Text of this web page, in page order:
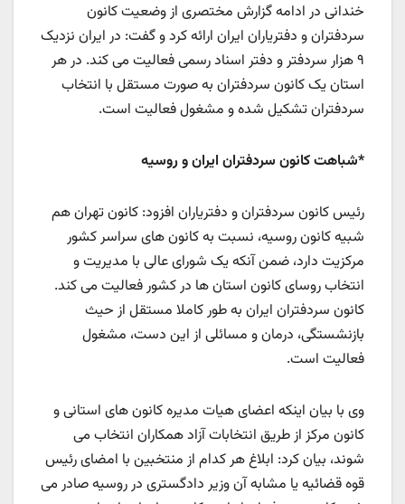
خندانی در ادامه گزارش مختصری از وضعیت کانون
سردفتران و دفتریاران ایران ارائه کرد و گفت: در ایران نزدیک
۹ هزار سردفتر و دفتر اسناد رسمی فعالیت می کند. در هر
استان یک کانون سردفتران به صورت مستقل با انتخاب
سردفتران تشکیل شده و مشغول فعالیت است.
*شباهت کانون سردفتران ایران و روسیه
رئیس کانون سردفتران و دفتریاران افزود: کانون تهران هم
شبیه کانون روسیه، نسبت به کانون های سراسر کشور
مرکزیت دارد، ضمن آنکه یک شورای عالی با مدیریت و
انتخاب روسای کانون استان ها در کشور فعالیت می کند.
کانون سردفتران ایران به طور کاملا مستقل از حیث
بازنشستگی، درمان و مسائلی از این دست، مشغول
فعالیت است.
وی با بیان اینکه اعضای هیات مدیره کانون های استانی و
کانون مرکز از طریق انتخابات آزاد همکاران انتخاب می
شوند، بیان کرد: ابلاغ هر کدام از منتخبین با امضای رئیس
قوه قضائیه یا مشابه آن وزیر دادگستری در روسیه صادر می